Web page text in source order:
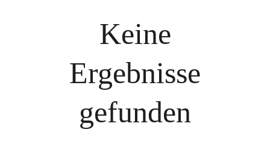
Keine
Ergebnisse
gefunden